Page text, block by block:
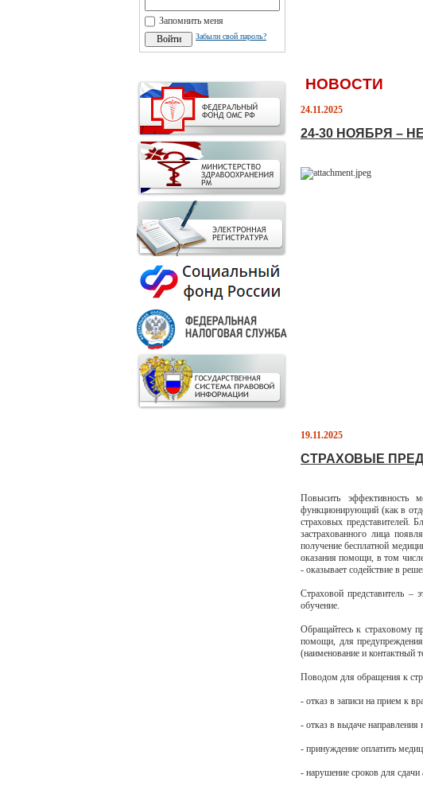
Запомнить меня
Забыли свой пароль?
НОВОСТИ
24.11.2025
24-30 НОЯБРЯ –
19.11.2025
СТРАХОВЫЕ
Повысить
функционирующий (как в
страховых представителей.
застрахованного лица
получение бесплатной
оказания помощи, в том
- оказывает содействие в
Страховой представитель –
обучение.
Обращайтесь к страховому
помощи, для
(наименование и контактный
Поводом для обращения к
- отказ в записи на прием к
- отказ в выдаче направления
- принуждение оплатить
- нарушение сроков для сдачи